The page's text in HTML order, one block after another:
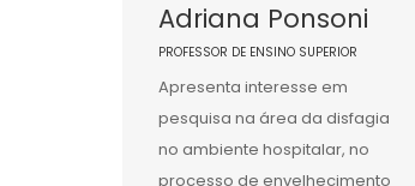
Adriana Ponsoni
PROFESSOR DE ENSINO SUPERIOR
Apresenta interesse em
pesquisa na área da disfagia
no ambiente hospitalar, no
processo de envelhecimento